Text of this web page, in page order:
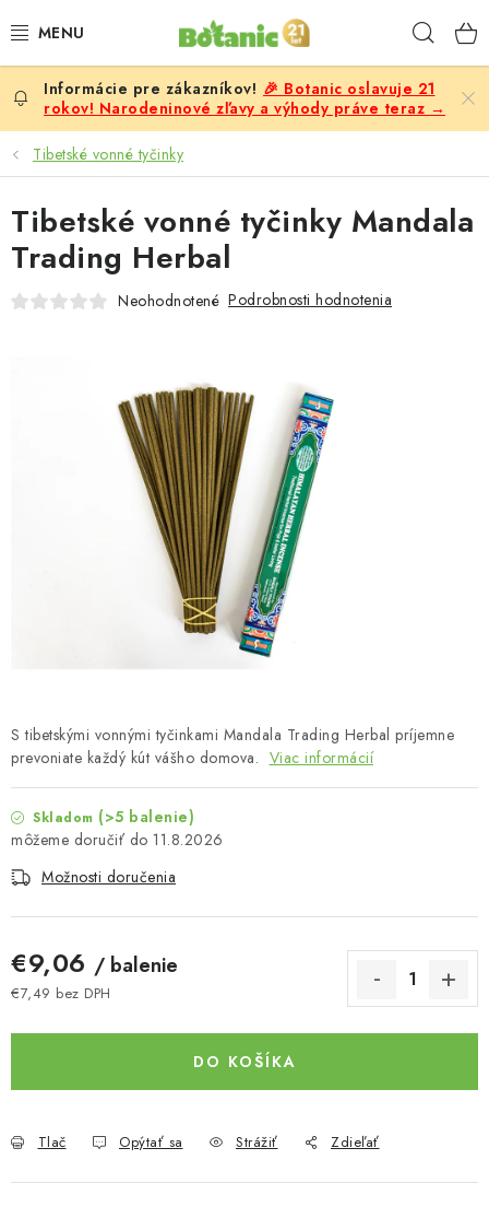
na
PREMIUM
DOPLNKY STRAVY
CIELE
POTRAVINY A NÁPOJE
Doprava a platba
🎉 Botanic oslavuje 21
rokov! Narodeninové zľavy a výhody práve teraz →
Tibetské vonné tyčinky
S tibetskými vonnými tyčinkami Mandala Trading Herbal príjemne
prevoniate každý kút vášho domova. Viac informácií
Skladom (>5 balenie)
11.8.2026
Možnosti doručenia
€9,06 / balenie
€7,49 bez DPH
DO KOŠÍKA
Tlač Opýtať sa Strážiť Zdieľať
Tibetské vonné tyčinky Mandala
Trading Herbal
Neohodnotené Podrobnosti hodnotenia